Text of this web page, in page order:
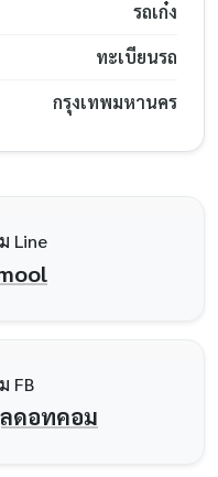
รถเก๋ง
ทะเบียนรถ
กรุงเทพมหานคร
Line
FB
ดอทคอม